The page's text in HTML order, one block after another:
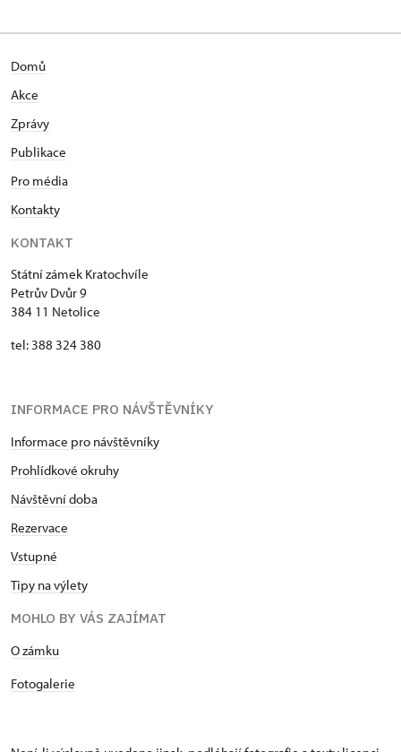
Domů
Akce
Zprávy
Publikace
Pro média
Kontakty
KONTAKT
Státní zámek Kratochvíle
Petrův Dvůr 9
384 11 Netolice
tel: 388 324 380
INFORMACE PRO NÁVŠTĚVNÍKY
Informace pro návštěvníky
Prohlídkové okruhy
Návštěvní doba
Rezervace
Vstupné
Tipy na výlety
MOHLO BY VÁS ZAJÍMAT
​​​​​​O zámku
Fotogalerie